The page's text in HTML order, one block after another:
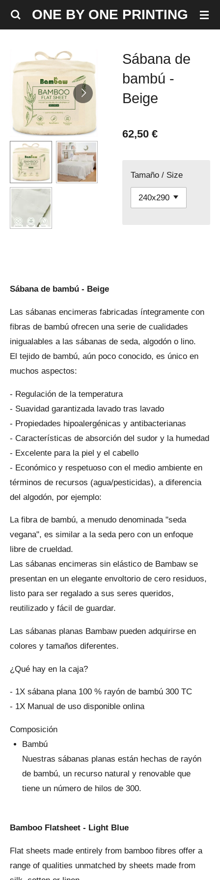
principal
ONE BY ONE PRINTING
Sábana de
bambú -
Beige
62,50 €
Tamaño / Size
Sábana de bambú - Beige
Las sábanas encimeras fabricadas íntegramente con
fibras de bambú ofrecen una serie de cualidades
inigualables a las sábanas de seda, algodón o lino.
El tejido de bambú, aún poco conocido, es único en
muchos aspectos:
- Regulación de la temperatura
- Suavidad garantizada lavado tras lavado
- Propiedades hipoalergénicas y antibacterianas
- Características de absorción del sudor y la humedad
- Excelente para la piel y el cabello
- Económico y respetuoso con el medio ambiente en
términos de recursos (agua/pesticidas), a diferencia
del algodón, por ejemplo:
La fibra de bambú, a menudo denominada "seda
vegana", es similar a la seda pero con un enfoque
libre de crueldad.
Las sábanas encimeras sin elástico de Bambaw se
presentan en un elegante envoltorio de cero residuos,
listo para ser regalado a sus seres queridos,
reutilizado y fácil de guardar.
Las sábanas planas Bambaw pueden adquirirse en
colores y tamaños diferentes.
¿Qué hay en la caja?
- 1X sábana plana 100 % rayón de bambú 300 TC
- 1X Manual de uso disponible onlina
Composición
Bambú
Nuestras sábanas planas están hechas de rayón
de bambú, un recurso natural y renovable que
tiene un número de hilos de 300.
Bamboo Flatsheet - Light Blue
Flat sheets made entirely from bamboo fibres offer a
range of qualities unmatched by sheets made from